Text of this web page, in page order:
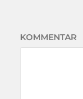
KOMMENTAR